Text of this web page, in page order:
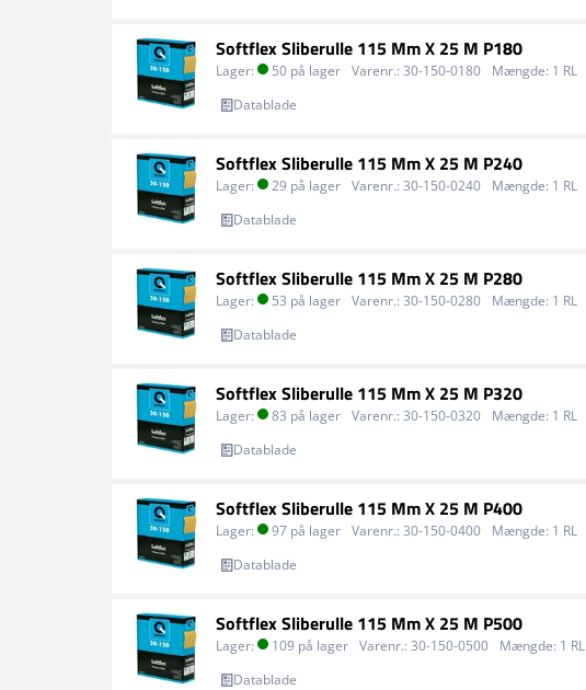
Softflex Sliberulle 115 Mm X 25 M P180
Lager: 50 på lager Varenr.: 30-150-0180 Mængde: 1 RL
Datablade
Softflex Sliberulle 115 Mm X 25 M P240
Lager: 29 på lager Varenr.: 30-150-0240 Mængde: 1 RL
Datablade
Softflex Sliberulle 115 Mm X 25 M P280
Lager: 53 på lager Varenr.: 30-150-0280 Mængde: 1 RL
Datablade
Softflex Sliberulle 115 Mm X 25 M P320
Lager: 83 på lager Varenr.: 30-150-0320 Mængde: 1 RL
Datablade
Softflex Sliberulle 115 Mm X 25 M P400
Lager: 97 på lager Varenr.: 30-150-0400 Mængde: 1 RL
Datablade
Softflex Sliberulle 115 Mm X 25 M P500
Lager: 109 på lager Varenr.: 30-150-0500 Mængde: 1 RL
Datablade